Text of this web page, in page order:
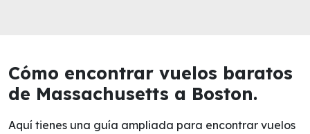
Cómo encontrar vuelos baratos
de Massachusetts a Boston.
Aquí tienes una guía ampliada para encontrar vuelos